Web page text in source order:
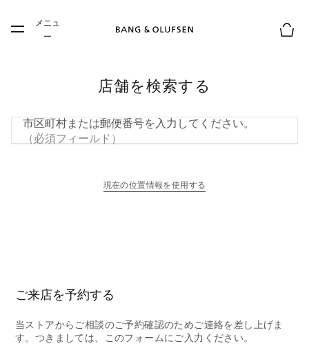
Skip to main footer
メニュ
ー
店舗を検索する
市区町村または郵便番号を入力してください。
（必須フィールド）
現在の位置情報を使用する
ご来店を予約する
当ストアからご相談のご予約確認のためご連絡を差し上げま
す。つきましては、このフォームにご入力ください。